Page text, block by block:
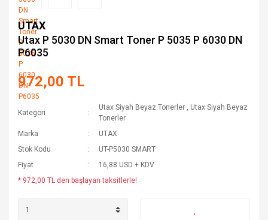
UTAX
Utax P 5030 DN Smart Toner P 5035 P 6030 DN
P6035
972,00 TL
Kategori
Utax Siyah Beyaz Tonerler , Utax Siyah Beyaz
Tonerler
Marka
UTAX
Stok Kodu
UT-P5030 SMART
Fiyat
16,88 USD + KDV
* 972,00 TL den başlayan taksitlerle!